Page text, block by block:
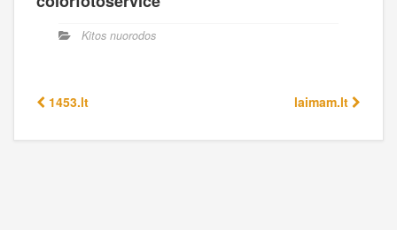
Kitos nuorodos
1453.lt laimam.lt